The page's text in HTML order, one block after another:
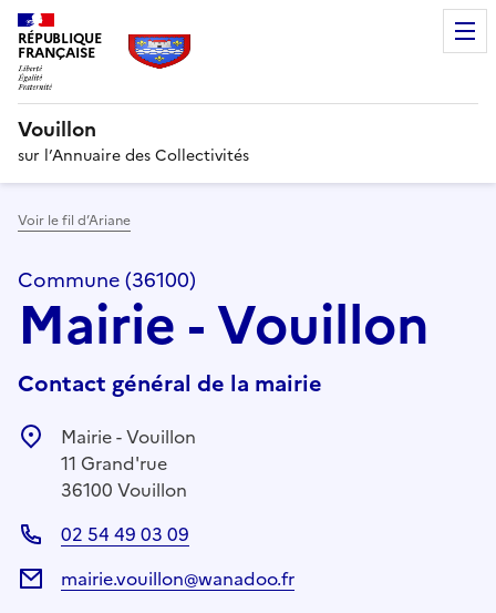
RÉPUBLIQUE
FRANÇAISE
Vouillon
sur l’Annuaire des Collectivités
Voir le fil d’Ariane
Commune (36100)
Mairie - Vouillon
Contact général de la mairie
Mairie - Vouillon
11 Grand'rue
36100 Vouillon
02 54 49 03 09
mairie.vouillon@wanadoo.fr